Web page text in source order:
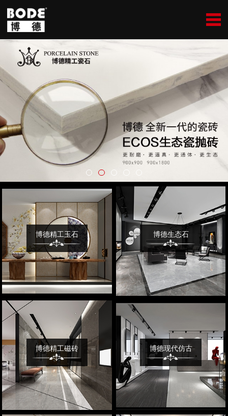
博德精工玉石 博德生态石
博德精工磁砖 博德现代仿古